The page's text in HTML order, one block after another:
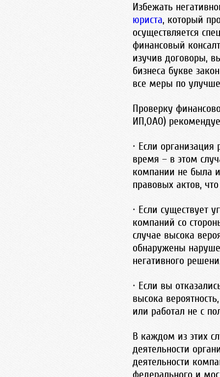
Избежать
юриста, который
осуществляется
финансовый
изучив договоры,
бизнеса букве
все меры по
Проверку
ИП,ОАО)
· Если организация
время – в этом
компании не была
правовых актов,
· Если существует
компаний со
случае высока
обнаружены
негативного
· Если вы
высока
или работал не с
В каждом из этих
деятельности
деятельности